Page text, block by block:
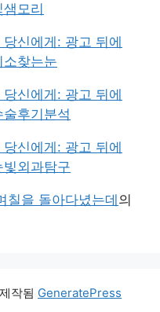
샘모리
신에게: 광고 뒤에
소찾는눈
신에게: 광고 뒤에
술후기분석
신에게: 광고 뒤에
빛외과탐구
칠을 돌아다녔는데 의
작됨 GeneratePress